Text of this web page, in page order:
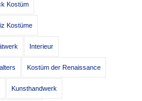
Kostüm
Kostüme
Interieur
Kostüm der Renaissance
Kunsthandwerk